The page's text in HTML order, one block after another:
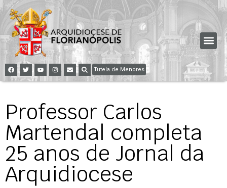
Tutela de Menores
Professor Carlos
Martendal completa
25 anos de Jornal da
Arquidiocese